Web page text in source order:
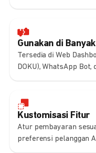
Gunakan di
Tersedia di Web
DOKU), WhatsApp Bot,
Kustomisasi Fitur
Atur pembayaran
preferensi pelanggan